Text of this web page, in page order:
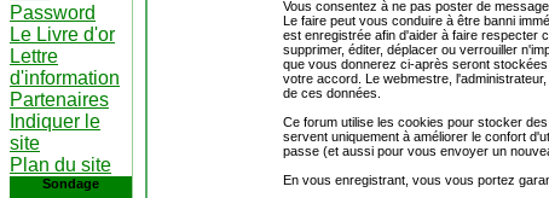
Password
Le Livre d'or
Lettre
d'information
Partenaires
Indiquer le
site
Plan du site
Sondage
Vous consentez à ne pas poster de
Le faire peut vous conduire à être banni
est enregistrée afin d'aider à faire respecter
supprimer, éditer, déplacer ou verrouiller
que vous donnerez ci-après seront
votre accord. Le webmestre,
de ces données.
Ce forum utilise les cookies pour stocker
servent uniquement à améliorer le confort
passe (et aussi pour vous envoyer un
En vous enregistrant, vous vous portez